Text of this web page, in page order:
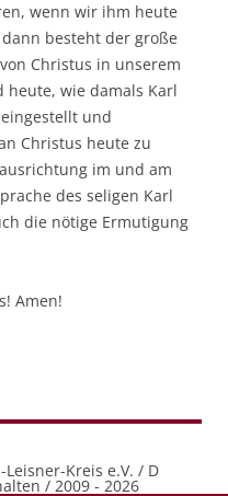
wenn wir ihm heute
besteht der große
Christus in unserem
heute, wie damals Karl
und
Christus heute zu
im und am
des seligen Karl
die nötige Ermutigung
Amen!
Kreis e.V. / D
/ 2009 - 2026